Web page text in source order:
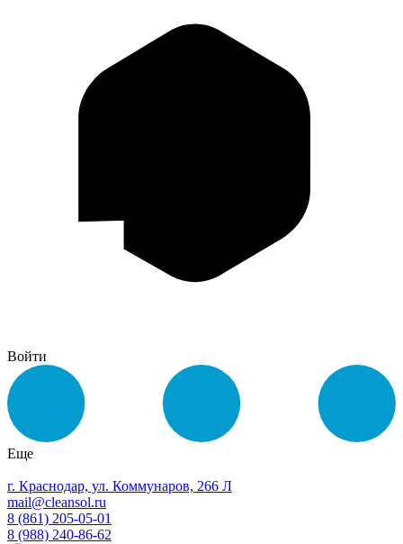
Войти
Еще
г. Краснодар, ул. Коммунаров, 266 Л
mail@cleansol.ru
8 (861) 205-05-01
8 (988) 240-86-62